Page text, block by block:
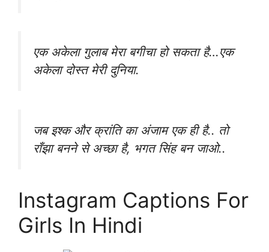
एक अकेला गुलाब मेरा बगीचा हो सकता है…एक
अकेला दोस्त मेरी दुनिया.
जब इश्क और क्रांति का अंजाम एक ही है.. तो
राँझा बनने से अच्छा है, भगत सिंह बन जाओ..
Instagram Captions For
Girls In Hindi